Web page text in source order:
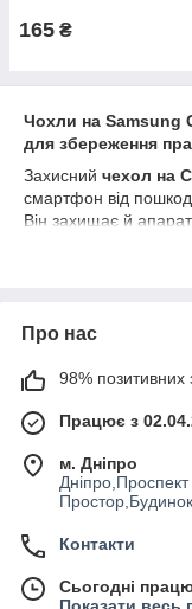
165 ₴
Чохли на Samsung
для збереження
Захисний чехол на
смартфон від
Він захищає й
зберегти в
Наявність кейса
чохол на Самсунг
рішення, і ось чому:
смартфон
поміняти на
кейс легко
за ним легко
стійкими
Про нас
98% позитивних
Працює з
м. Дніпро
Контакти
Сьогодні